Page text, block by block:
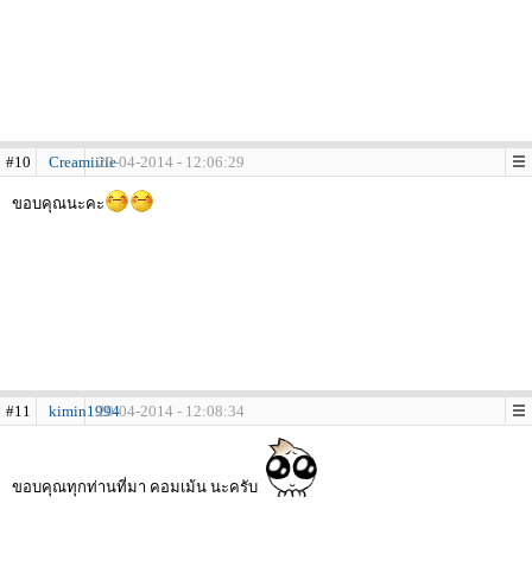
#10 Creamiiiie20-04-2014 - 12:06:29
ขอบคุณนะคะ
#11 kimin199420-04-2014 - 12:08:34
ขอบคุณทุกท่านที่มา คอมเม้น นะครับ